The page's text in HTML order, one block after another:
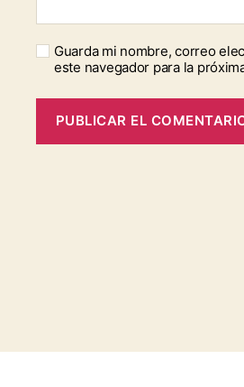
Guarda mi nombre, correo
este navegador para la